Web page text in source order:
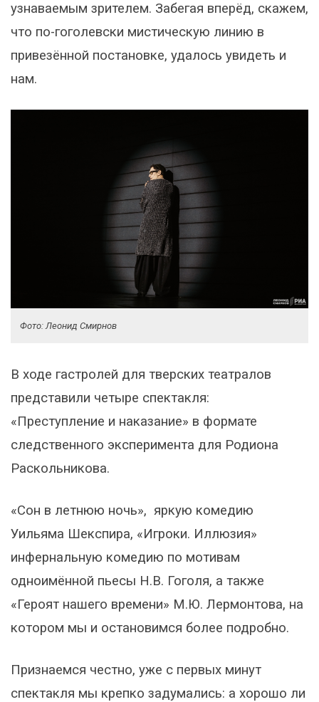
узнаваемым зрителем. Забегая вперёд, скажем,
что по-гоголевски мистическую линию в
привезённой постановке, удалось увидеть и
нам.
Фото: Леонид Смирнов
В ходе гастролей для тверских театралов
представили четыре спектакля:
«Преступление и наказание» в формате
следственного эксперимента для Родиона
Раскольникова.
«Сон в летнюю ночь», яркую комедию
Уильяма Шекспира, «Игроки. Иллюзия»
инфернальную комедию по мотивам
одноимённой пьесы Н.В. Гоголя, а также
«Героят нашего времени» М.Ю. Лермонтова, на
котором мы и остановимся более подробно.
Признаемся честно, уже с первых минут
спектакля мы крепко задумались: а хорошо ли